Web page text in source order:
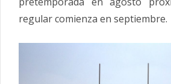
regular comienza en septiembre.